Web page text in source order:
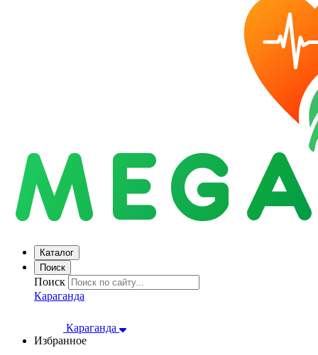
Каталог
Поиск
Поиск
Караганда
Караганда
Избранное